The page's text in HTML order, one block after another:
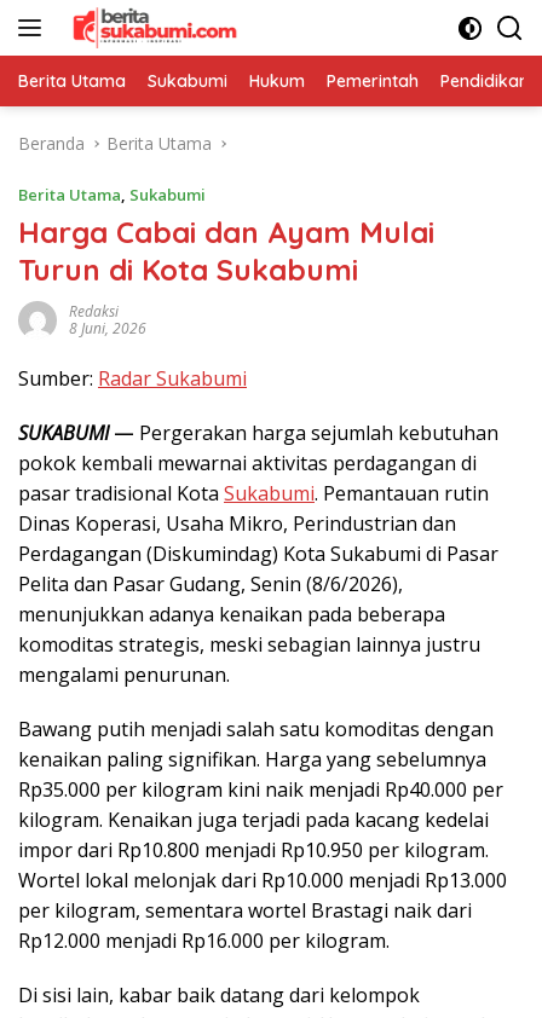
Langsung
Berita Utama Sukabumi Hukum Pemerintah Pendidikan
Beranda Berita Utama
Berita Utama, Sukabumi
Harga Cabai dan Ayam Mulai
Turun di Kota Sukabumi
Redaksi
8 Juni, 2026
Sumber: Radar Sukabumi
SUKABUMI— Pergerakan harga sejumlah kebutuhan
pokok kembali mewarnai aktivitas perdagangan di
pasar tradisional Kota Sukabumi. Pemantauan rutin
Dinas Koperasi, Usaha Mikro, Perindustrian dan
Perdagangan (Diskumindag) Kota Sukabumi di Pasar
Pelita dan Pasar Gudang, Senin (8/6/2026),
menunjukkan adanya kenaikan pada beberapa
komoditas strategis, meski sebagian lainnya justru
mengalami penurunan.
Bawang putih menjadi salah satu komoditas dengan
kenaikan paling signifikan. Harga yang sebelumnya
Rp35.000 per kilogram kini naik menjadi Rp40.000 per
kilogram. Kenaikan juga terjadi pada kacang kedelai
impor dari Rp10.800 menjadi Rp10.950 per kilogram.
Wortel lokal melonjak dari Rp10.000 menjadi Rp13.000
per kilogram, sementara wortel Brastagi naik dari
Rp12.000 menjadi Rp16.000 per kilogram.
Di sisi lain, kabar baik datang dari kelompok